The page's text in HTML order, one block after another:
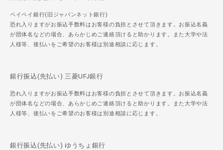
ペイペイ銀行(旧ジャパンネット銀行)
恐れ入りますがお振込手数料はお客様の負担とさせて頂きます。お振込名義
が団体名などの場合、あらかじめご連絡頂けると助かります。また大学や法
人様等、後払いをご希望のお客様は別途相談に応じます。
銀行振込(先払い) 三菱UFJ銀行
恐れ入りますがお振込手数料はお客様の負担とさせて頂きます。お振込名義
が団体名などの場合、あらかじめご連絡頂けると助かります。また大学や法
人様等、後払いをご希望のお客様は別途相談に応じます。
銀行振込(先払い) ゆうちょ銀行